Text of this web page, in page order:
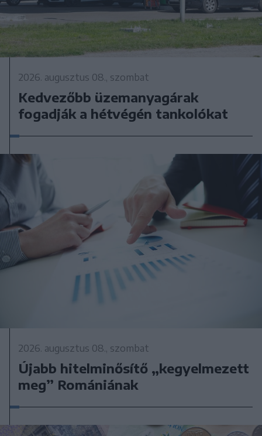
2026. augusztus 08., szombat
Kedvezőbb üzemanyagárak
fogadják a hétvégén tankolókat
2026. augusztus 08., szombat
Újabb hitelminősítő „kegyelmezett
meg” Romániának